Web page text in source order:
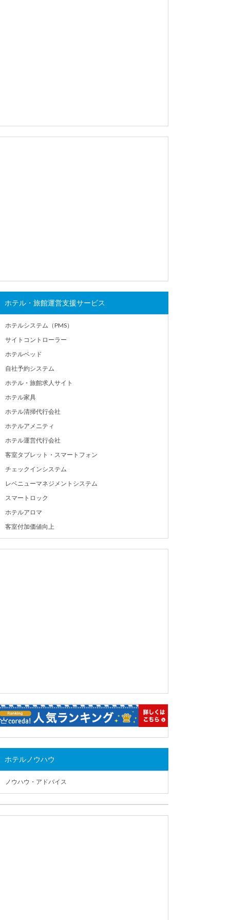
ホテル・旅館運営支援サービス
ホテルシステム（PMS）
サイトコントローラー
ホテルベッド
自社予約システム
ホテル・旅館求人サイト
ホテル家具
ホテル清掃代行会社
ホテルアメニティ
ホテル運営代行会社
客室タブレット・スマートフォン
チェックインシステム
レベニューマネジメントシステム
スマートロック
ホテルアロマ
客室付加価値向上
ホテルノウハウ
ノウハウ・アドバイス